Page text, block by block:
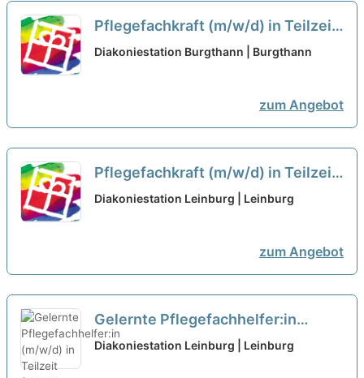
Pflegefachkraft (m/w/d) in Teilzeit
(max. 30 Stunden/Woche) -
Diakoniestation Burgthann | Burgthann
zum Angebot
Pflegefachkraft (m/w/d) in Teilzeit
(max. 30 Stunden/Woche) -
Diakoniestation Leinburg | Leinburg
zum Angebot
Gelernte Pflegefachhelfer:in
(m/w/d) in Teilzeit (20-30
Diakoniestation Leinburg | Leinburg